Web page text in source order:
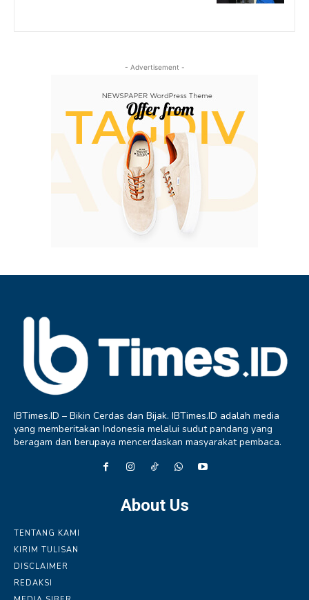
- Advertisement -
IBTimes.ID – Bikin Cerdas dan Bijak. IBTimes.ID adalah media
yang memberitakan Indonesia melalui sudut pandang yang
beragam dan berupaya mencerdaskan masyarakat pembaca.
About Us
TENTANG KAMI
KIRIM TULISAN
DISCLAIMER
REDAKSI